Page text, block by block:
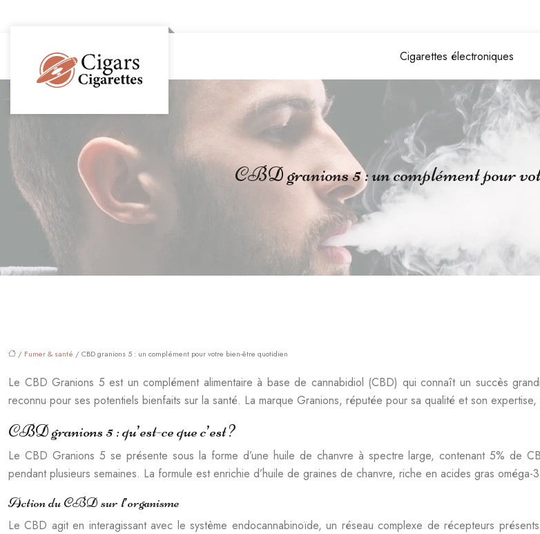
Cigarettes électroniques
CBD granions 5 : un complément pour
/ Fumer & santé / CBD granions 5 : un complément pour votre bien-être quotidien
Le CBD Granions 5 est un complément alimentaire à base de cannabidiol (CBD) qui connaît un succès
reconnu pour ses potentiels bienfaits sur la santé. La marque Granions, réputée pour sa qualité et son
CBD granions 5 : qu’est-ce que c’est ?
Le CBD Granions 5 se présente sous la forme d’une huile de chanvre à spectre large, contenant 5% de
pendant plusieurs semaines. La formule est enrichie d’huile de graines de chanvre, riche en acides gras
Action du CBD sur l’organisme
Le CBD agit en interagissant avec le système endocannabinoïde, un réseau complexe de récepteurs